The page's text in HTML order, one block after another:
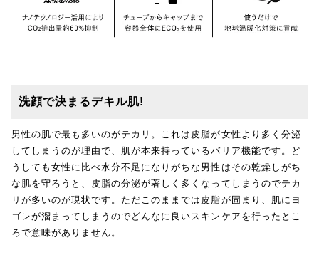
洗顔で決まるデキル肌!
男性の肌で最も多いのがテカリ。これは皮脂が女性より多く分泌
してしまうのが理由で、肌が本来持っているバリア機能です。ど
うしても女性に比べ水分不足になりがちな男性はその乾燥しがち
な肌を守ろうと、皮脂の分泌が著しく多くなってしまうのでテカ
リが多いのが現状です。ただこのままでは皮脂が固まり、肌にヨ
ゴレが溜まってしまうのでどんなに良いスキンケアを行ったとこ
ろで意味がありません。